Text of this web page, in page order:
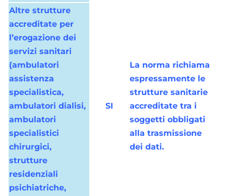
Altre strutture
accreditate per
l’erogazione dei
servizi sanitari
(ambulatori
assistenza
specialistica,
ambulatori dialisi,
ambulatori
specialistici
chirurgici,
strutture
residenziali
psichiatriche,
SI
La norma richiama
espressamente le
strutture sanitarie
accreditate tra i
soggetti obbligati
alla trasmissione
dei dati.